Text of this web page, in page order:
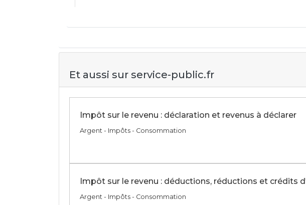
Et aussi sur service-public.fr
Impôt sur le revenu : déclaration et revenus à déclarer
Argent - Impôts - Consommation
Impôt sur le revenu : déductions, réductions et crédits
Argent - Impôts - Consommation